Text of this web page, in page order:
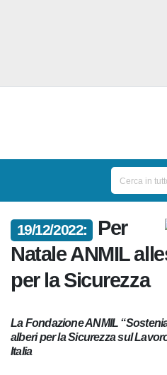
19/12/2022:
Per
Natale ANMIL
per la Sicurezza
La Fondazione ANMIL
alberi per la Sicurezza sul